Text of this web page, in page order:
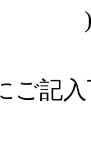
(
ご記